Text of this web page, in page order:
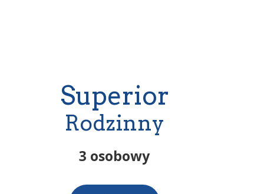
Superior
Rodzinny
3 osobowy